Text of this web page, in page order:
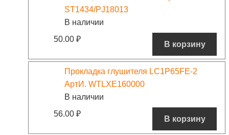
ST1434/PJ18013
В наличии
50.00 ₽
В корзину
Прокладка глушителя LC1P65FE-2
АртИ. WTLXE160000
В наличии
56.00 ₽
В корзину